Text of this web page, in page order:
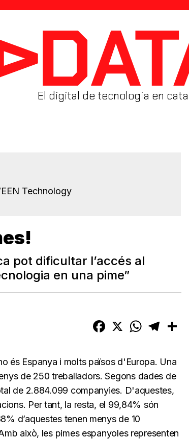
El digital de tecnologia en
Technology
pot dificultar l’accés al
en una pime”
Facebook
X WhatsAppTelegram
és Espanya i molts països d'Europa. Una
de 250 treballadors. Segons dades de
de 2.884.099 companyies. D'aquestes,
Per tant, la resta, el 99,84% són
d’aquestes tenen menys de 10
això, les pimes espanyoles representen